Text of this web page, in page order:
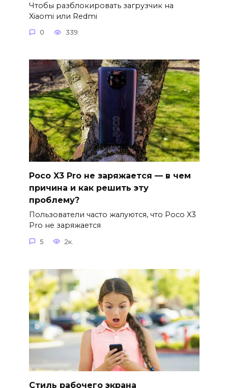
Чтобы разблокировать загрузчик на
Xiaomi или Redmi
0 339
Poco X3 Pro не заряжается — в чем
причина и как решить эту
проблему?
Пользователи часто жалуются, что Poco X3
Pro не заряжается
5 2к.
Стиль рабочего экрана